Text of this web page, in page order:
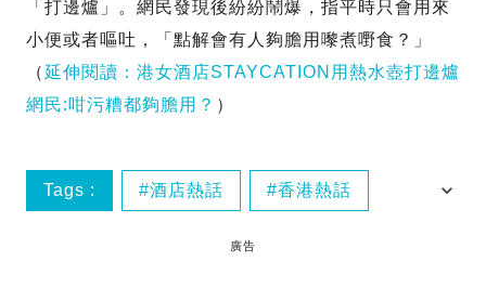
「打邊爐」。網民發現後紛紛鬧爆，指平時只會用來
小便或者嘔吐，「點解會有人夠膽用嚟煮嘢食？」
（延伸閱讀：港女酒店STAYCATION用熱水壺打邊爐
網民:咁污糟都夠膽用？ ）
Tags : 酒店熱話 香港熱話
廣告